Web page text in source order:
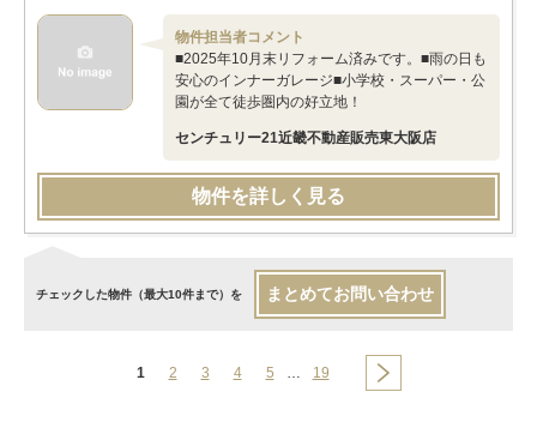
物件担当者コメント
■2025年10月末リフォーム済みです。■雨の日も
安心のインナーガレージ■小学校・スーパー・公
園が全て徒歩圏内の好立地！
センチュリー21近畿不動産販売東大阪店
物件を詳しく見る
チェックした物件（最大10件まで）を まとめてお問い合わせ
1 2 3 4 5 … 19